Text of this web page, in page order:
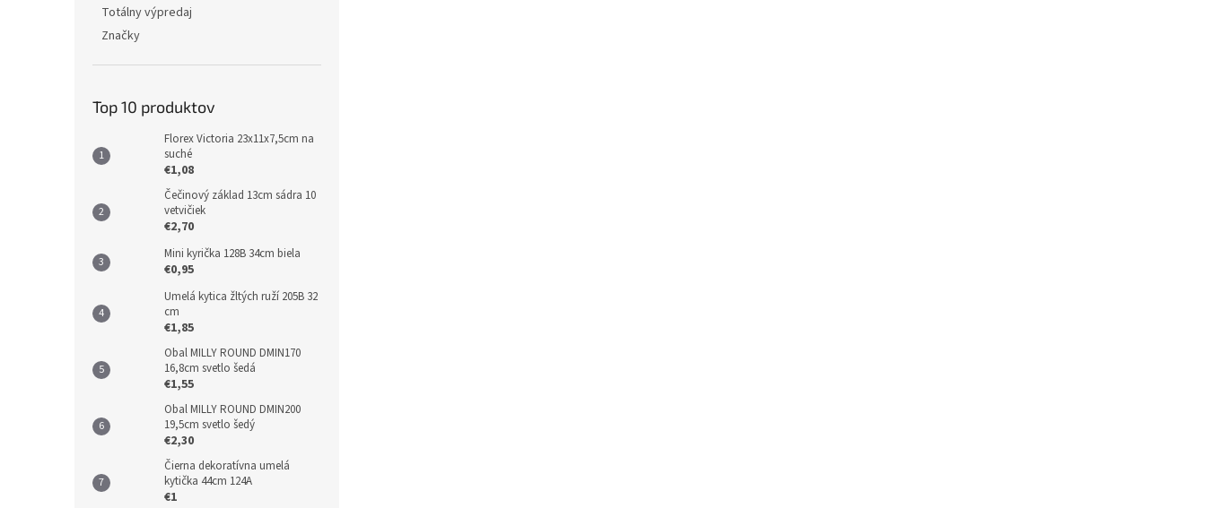
Totálny výpredaj
Značky
Top 10 produktov
Florex Victoria 23x11x7,5cm na
suché
€1,08
Čečinový základ 13cm sádra 10
vetvičiek
€2,70
Mini kyrička 128B 34cm biela
€0,95
Umelá kytica žltých ruží 205B 32
cm
€1,85
Obal MILLY ROUND DMIN170
16,8cm svetlo šedá
€1,55
Obal MILLY ROUND DMIN200
19,5cm svetlo šedý
€2,30
Čierna dekoratívna umelá
kytička 44cm 124A
€1